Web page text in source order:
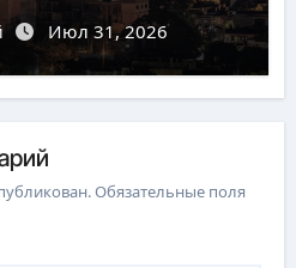
Июл 31, 2026
Обязательные поля